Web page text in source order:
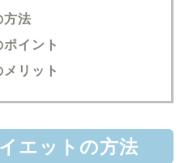
方法
イント
リット
エットの方法